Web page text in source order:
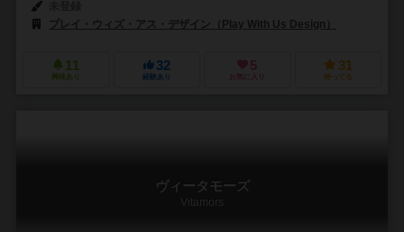
プレイ・ウィズ・アス・デザイン（Play With Us Design）
11
興味あり
32
経験あり
5
お気に入り
31
持ってる
ヴィータモーズ
Vitamors